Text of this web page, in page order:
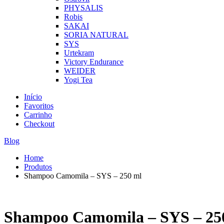
PHYSALIS
Robis
SAKAI
SORIA NATURAL
SYS
Urtekram
Victory Endurance
WEIDER
Yogi Tea
Início
Favoritos
Carrinho
Checkout
Blog
Home
Produtos
Shampoo Camomila – SYS – 250 ml
Shampoo Camomila – SYS –